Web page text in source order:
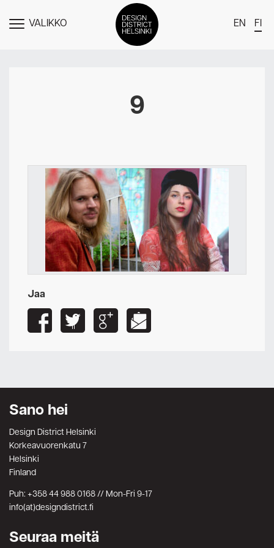
NÄYTÄVALIKKO EN FI
Jäsenet
Tapahtumat
Medialle
Meistä
Design District Helsingin jäsenyydestä
Ota yhteyttä
9
Jaa
Sano hei
Design District Helsinki
Korkeavuorenkatu 7
Helsinki
Finland
Puh: +358 44 988 0168 // Mon-Fri 9-17
info(at)designdistrict.fi
Seuraa meitä